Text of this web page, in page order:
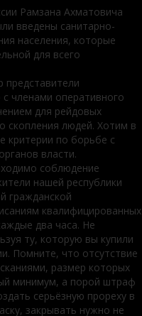
Рамзана Ахматовича
введены санитарно-
населения, которые
для всего
представители
членами оперативного
для рейдовых
скопления людей. Хотим в
критерии по борьбе с
власти.
соблюдение
нашей республики
гражданской
квалифицированных
два часа. Не
ту, которую вы купили
Помните, что отсутствие
размер которых
минимум, а порой штраф
серьёзную прореху в
закрывать нужно не